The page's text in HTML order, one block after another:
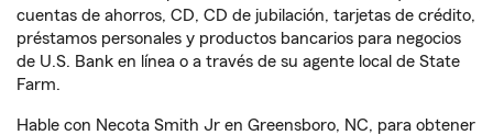
cuentas de ahorros, CD, CD de jubilación, tarjetas de crédito,
préstamos personales y productos bancarios para negocios
de U.S. Bank en línea o a través de su agente local de State
Farm.
Hable con Necota Smith Jr en Greensboro, NC, para obtener